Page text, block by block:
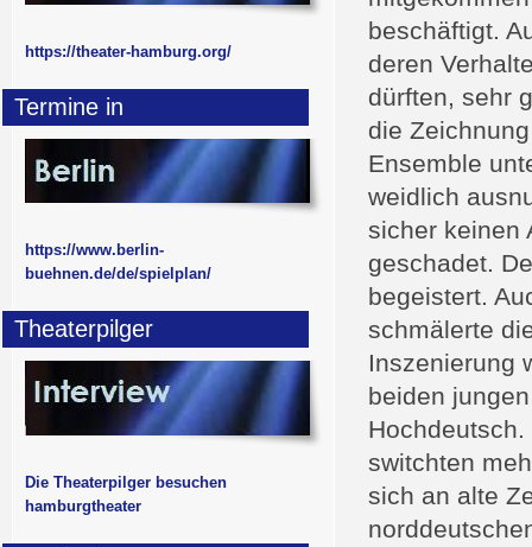
beschäftigt.
deren
dürften, sehr
die
Ensemble
weidlich
sicher keinen
geschadet.
begeistert.
schmälerte
Inszenierung
beiden
switchten
sich an alte
https://theater-hamburg.org/
Termine in
https://www.berlin-
buehnen.de/de/spielplan/
Theaterpilger
Die Theaterpilger besuchen
hamburgtheater